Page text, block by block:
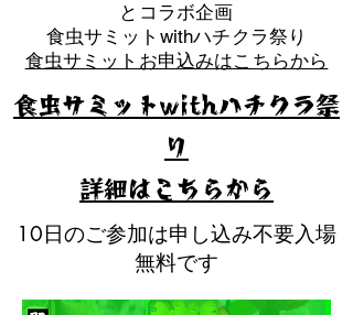
とコラボ企画
​食虫サミットwithハチクラ祭り
食虫サミットお申込みはこちらから
10日のご参加は申し込み不要入場
無料です
食虫サミットwithハチクラ祭
り
​詳細はこちらから